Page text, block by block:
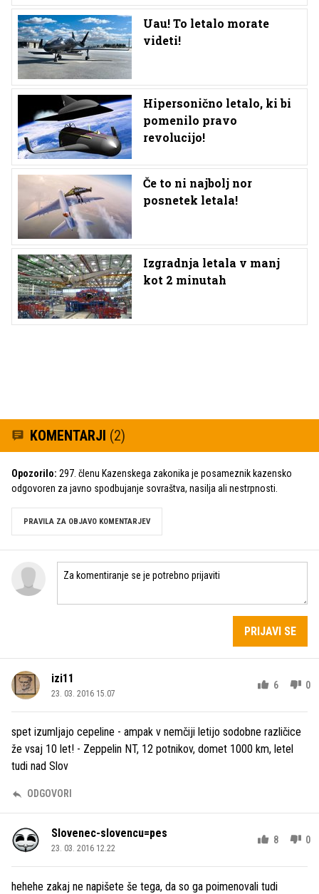
Uau! To letalo morate
videti!
Hipersonično letalo, ki bi
pomenilo pravo
revolucijo!
Če to ni najbolj nor
posnetek letala!
Izgradnja letala v manj
kot 2 minutah
KOMENTARJI (2)
Opozorilo: 297. členu Kazenskega zakonika je posameznik kazensko
odgovoren za javno spodbujanje sovraštva, nasilja ali nestrpnosti.
PRAVILA ZA OBJAVO KOMENTARJEV
PRIJAVI SE
izi11
23. 03. 2016 15.07
6 0
spet izumljajo cepeline - ampak v nemčiji letijo sodobne različice
že vsaj 10 let! - Zeppelin NT, 12 potnikov, domet 1000 km, letel
tudi nad Slov
ODGOVORI
Slovenec-slovencu=pes
23. 03. 2016 12.22
8 0
hehehe zakaj ne napišete še tega, da so ga poimenovali tudi